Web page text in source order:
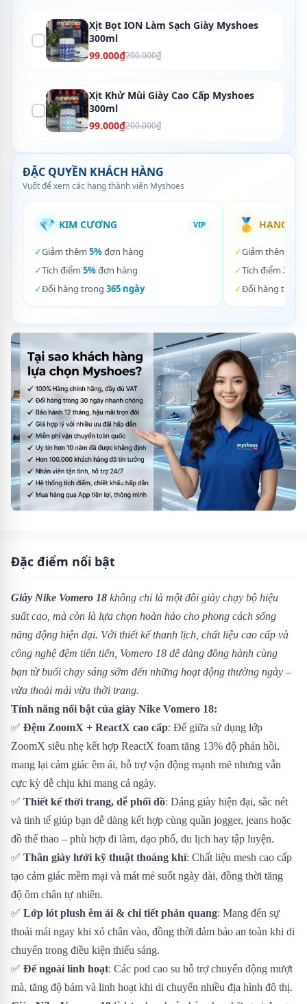
Xịt Bọt ION Làm Sạch Giày Myshoes
300ml
99.000₫200.000₫
Xịt Khử Mùi Giày Cao Cấp Myshoes
300ml
99.000₫200.000₫
ĐẶC QUYỀN KHÁCH HÀNG
Vuốt để xem các hạng thành viên Myshoes
💎 KIM CƯƠNG VIP
✓Giảm thêm 5%đơn hàng
✓Tích điểm 5%đơn hàng
✓Đổi hàng trong 365 ngày
🥇 HẠNG
✓Giảm thêm
✓Tích điểm 3%
✓Đổi hàng trong
Đặc điểm nổi bật
Giày Nike Vomero 18 không chỉ là một đôi giày chạy bộ hiệu
suất cao, mà còn là lựa chọn hoàn hảo cho phong cách sống
năng động hiện đại. Với thiết kế thanh lịch, chất liệu cao cấp và
công nghệ đệm tiên tiến, Vomero 18 dễ dàng đồng hành cùng
bạn từ buổi chạy sáng sớm đến những hoạt động thường ngày –
vừa thoải mái vừa thời trang.
Tính năng nổi bật của giày Nike Vomero 18:
✅ Đệm ZoomX + ReactX cao cấp: Đế giữa sử dụng lớp
ZoomX siêu nhẹ kết hợp ReactX foam tăng 13% độ phản hồi,
mang lại cảm giác êm ái, hỗ trợ vận động mạnh mẽ nhưng vẫn
cực kỳ dễ chịu khi mang cả ngày.
✅ Thiết kế thời trang, dễ phối đồ: Dáng giày hiện đại, sắc nét
và tinh tế giúp bạn dễ dàng kết hợp cùng quần jogger, jeans hoặc
đồ thể thao – phù hợp đi làm, dạo phố, du lịch hay tập luyện.
✅ Thân giày lưới kỹ thuật thoáng khí: Chất liệu mesh cao cấp
tạo cảm giác mềm mại và mát mẻ suốt ngày dài, đồng thời tăng
độ ôm chân tự nhiên.
✅ Lớp lót plush êm ái & chi tiết phản quang: Mang đến sự
thoải mái ngay khi xỏ chân vào, đồng thời đảm bảo an toàn khi di
chuyển trong điều kiện thiếu sáng.
✅ Đế ngoài linh hoạt: Các pod cao su hỗ trợ chuyển động mượt
mà, tăng độ bám và linh hoạt khi di chuyển nhiều địa hình đô thị.